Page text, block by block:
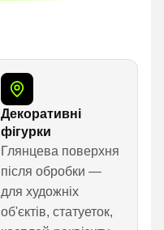
Декоративні
фігурки
Глянцева поверхня
після обробки —
для художніх
об'єктів, статуеток,